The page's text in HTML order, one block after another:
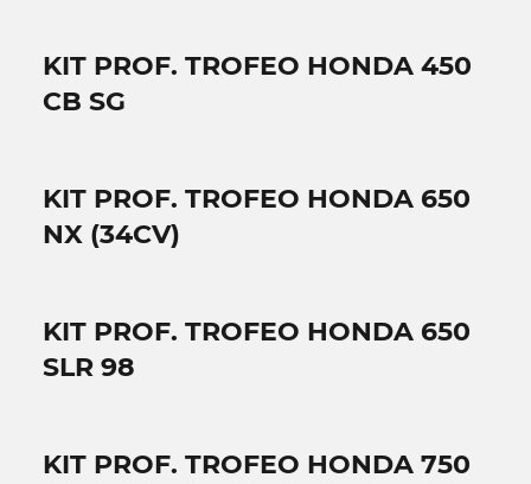
KIT PROF. TROFEO HONDA 450
CB SG
KIT PROF. TROFEO HONDA 650
NX (34CV)
KIT PROF. TROFEO HONDA 650
SLR 98
KIT PROF. TROFEO HONDA 750